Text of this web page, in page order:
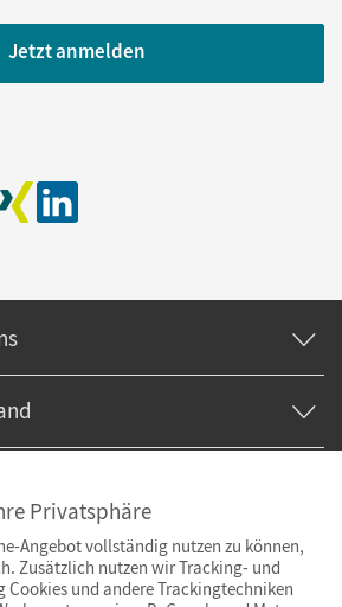
Jetzt anmelden
Privatsphäre
Angebot vollständig nutzen zu können,
Zusätzlich nutzen wir Tracking- und
Cookies und andere Trackingtechniken